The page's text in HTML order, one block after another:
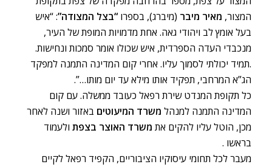
המצור, מאיר מיבר (מיברג), בספרו “בצל המצודה”: “איש
בעל אומץ לב ויהודי גאה. אחת מדמויות המופת של העיר,
מנכבדי העדה הספרדית, איש שכולו אומר סמכות ונחישות.
.תמיד יכולתי לסמוך עליו. אחרי קום המדינה התמנה למפקד
הג”א המרחבי, תפקיד אותו מילא עד יום מותו…”.
כל תקופת המנדט שירת רפאל כעובד ממשלה. עם קום
המדינה התמנה למנהל משרד המיעוטים באזור ושנה לאחר
מכן, הוטל עליו להקים את משרד האוצר בצפת ולעמוד
בראשו .
מעבר לכל תחומי עיסוקיו הציבוריים, הקפיד רפאל לקיים